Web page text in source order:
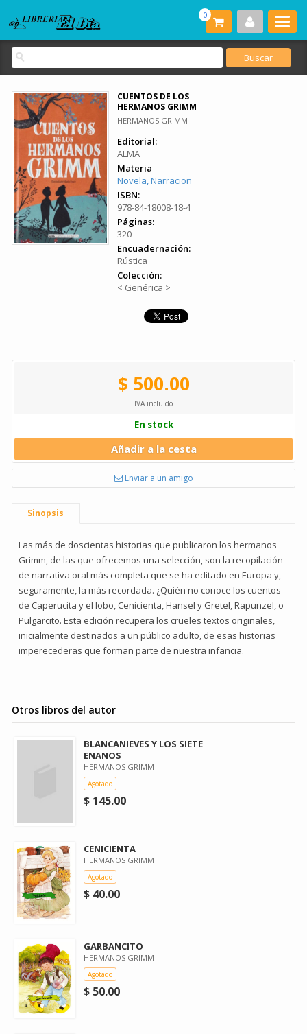
0
CUENTOS DE LOS
HERMANOS GRIMM
HERMANOS GRIMM
Editorial:
ALMA
Materia
Novela, Narracion
ISBN:
978-84-18008-18-4
Páginas:
320
Encuadernación:
Rústica
Colección:
< Genérica >
$ 500.00
IVA incluido
En stock
Añadir a la cesta
Enviar a un amigo
Sinopsis
Las más de doscientas historias que publicaron los hermanos
Grimm, de las que ofrecemos una selección, son la recopilación
de narrativa oral más completa que se ha editado en Europa y,
seguramente, la más recordada. ¿Quién no conoce los cuentos
de Caperucita y el lobo, Cenicienta, Hansel y Gretel, Rapunzel, o
Pulgarcito. Esta edición recupera los crueles textos originales,
inicialmente destinados a un público adulto, de esas historias
imperecederas que forman parte de nuestra infancia.
Otros libros del autor
BLANCANIEVES Y LOS SIETE
ENANOS
HERMANOS GRIMM
Agotado
$ 145.00
CENICIENTA
HERMANOS GRIMM
Agotado
$ 40.00
GARBANCITO
HERMANOS GRIMM
Agotado
$ 50.00